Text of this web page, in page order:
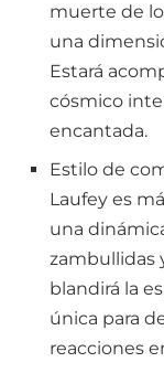
muerte de
una
Estará
cósmico
encantada.
Estilo de
Laufey es
una
zambullidas
blandirá la
única para
reacciones